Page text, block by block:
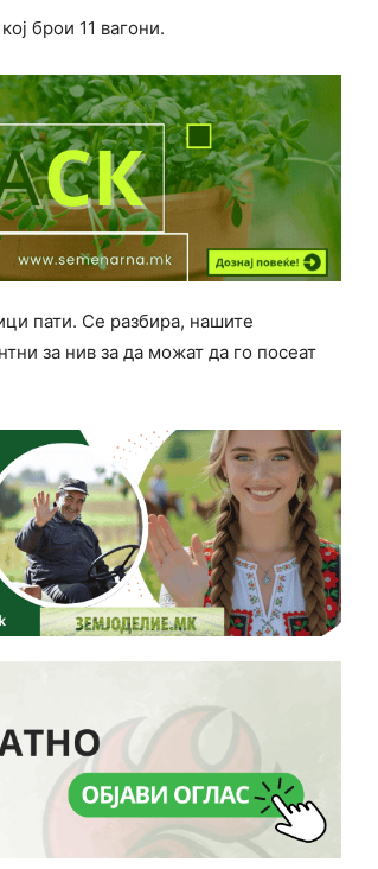
брои 11 вагони.
пати. Се разбира, нашите
за нив за да можат да го посеат